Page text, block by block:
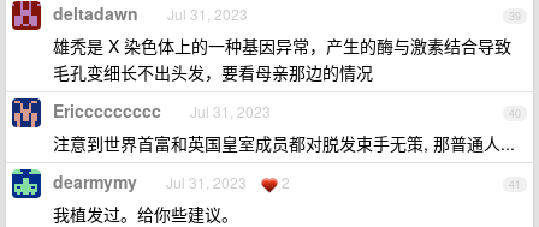
39
deltadawn Jul 31, 2023
雄秃是 X 染色体上的一种基因异常，产生的酶与激素结合导致
毛孔变细长不出头发，要看母亲那边的情况
40
Ericcccccccc Jul 31, 2023
注意到世界首富和英国皇室成员都对脱发束手无策, 那普通人...
41
dearmymy Jul 31, 2023 2
我植发过。给你些建议。